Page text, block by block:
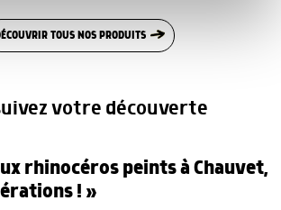
qui peuvent combiner celles-ci
que vous leur avez fournies
lors de votre utilisation de leurs
TOUS NOS PRODUITS
votre découverte
rhinocéros peints à Chauvet,
! »